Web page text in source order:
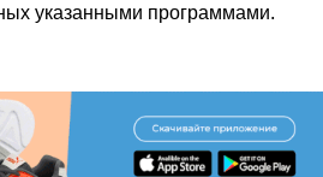
указанными программами.